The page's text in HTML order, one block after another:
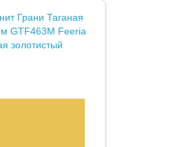
Грани Таганая
GTF463M Feeria
золотистый